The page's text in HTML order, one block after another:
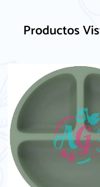
Productos